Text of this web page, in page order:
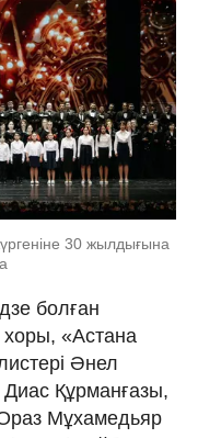
30 жылдығына
болған
«Астана
Әнел
Құрманғазы,
Ораз Мұхамедьяр